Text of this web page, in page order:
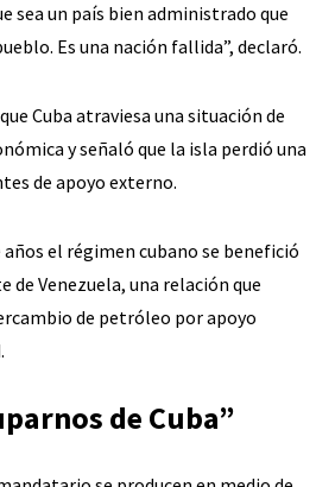
sea un país bien administrado que
Es una nación fallida”, declaró.
Cuba atraviesa una situación de
y señaló que la isla perdió una
de apoyo externo.
el régimen cubano se benefició
de Venezuela, una relación que
de petróleo por apoyo
de Cuba”